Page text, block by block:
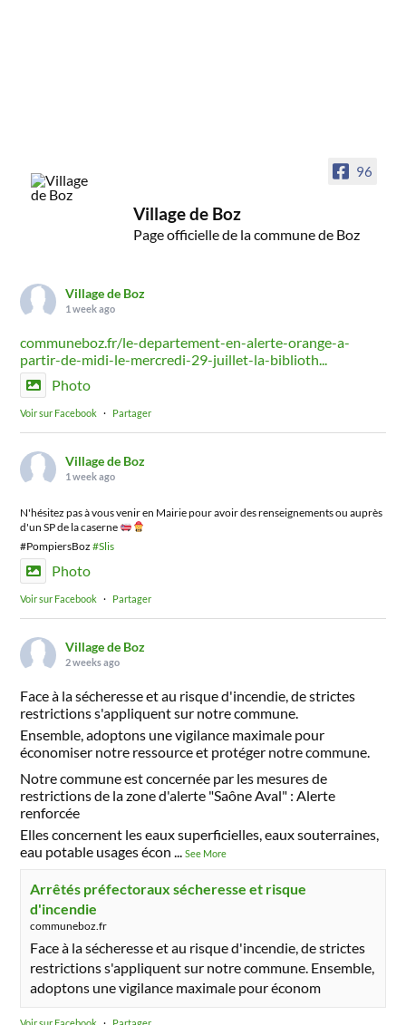
96
Village de Boz
Page officielle de la commune de Boz
Village de Boz
1 week ago
communeboz.fr/le-departement-en-alerte-orange-a-
partir-de-midi-le-mercredi-29-juillet-la-biblioth...
Photo
Voir sur Facebook · Partager
Village de Boz
1 week ago
N'hésitez pas à vous venir en Mairie pour avoir des renseignements ou auprès
d'un SP de la caserne
#PompiersBoz#Slis
Photo
Voir sur Facebook · Partager
Village de Boz
2 weeks ago
Face à la sécheresse et au risque d'incendie, de strictes
restrictions s'appliquent sur notre commune.
Ensemble, adoptons une vigilance maximale pour
économiser notre ressource et protéger notre commune.
Notre commune est concernée par les mesures de
restrictions de la zone d'alerte "Saône Aval" : Alerte
renforcée
Elles concernent les eaux superficielles, eaux souterraines,
eau potable usages écon ...See More
Arrêtés préfectoraux sécheresse et risque
d'incendie
communeboz.fr
Face à la sécheresse et au risque d'incendie, de strictes
restrictions s'appliquent sur notre commune. Ensemble,
adoptons une vigilance maximale pour économ